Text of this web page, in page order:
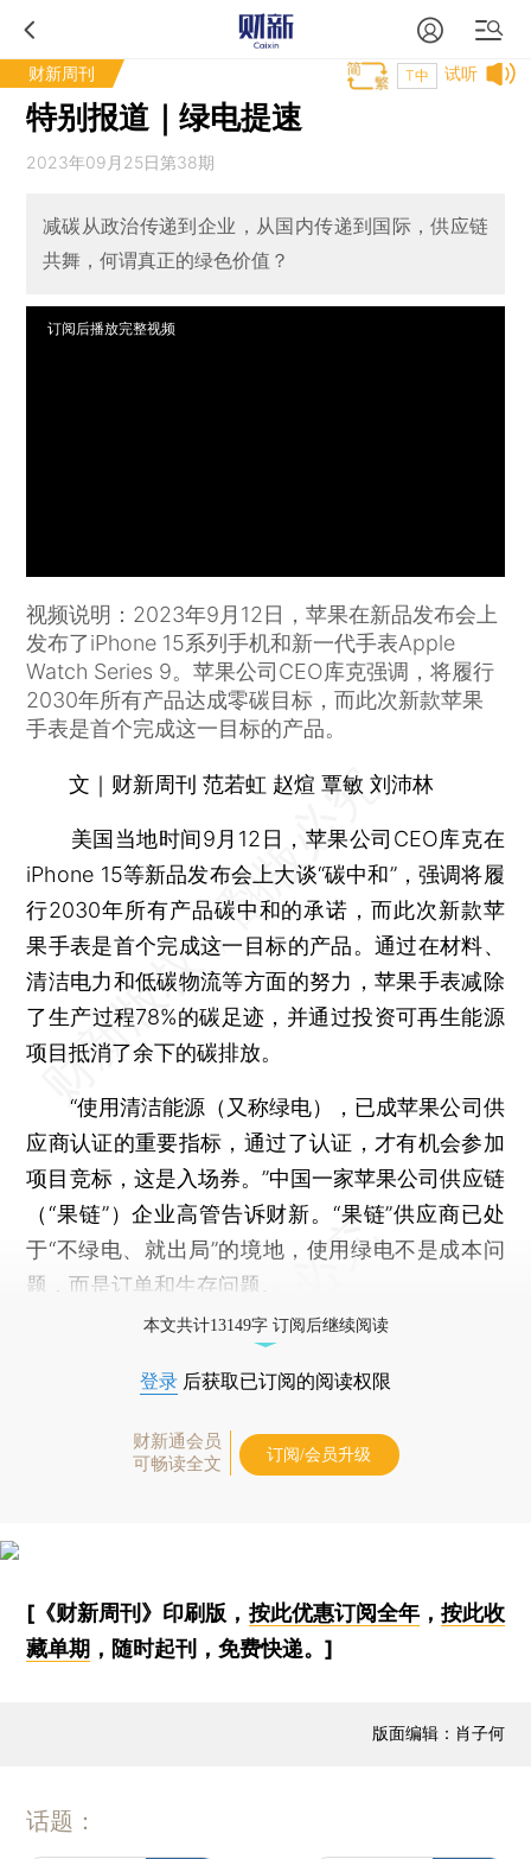
财新周刊 试听
T中
特别报道｜绿电提速
2023年09月25日第38期
减碳从政治传递到企业，从国内传递到国际，供应链
共舞，何谓真正的绿色价值？
订阅后播放完整视频
视频说明：2023年9月12日，苹果在新品发布会上
发布了iPhone 15系列手机和新一代手表Apple
Watch Series 9。苹果公司CEO库克强调，将履行
2030年所有产品达成零碳目标，而此次新款苹果
手表是首个完成这一目标的产品。
文｜财新周刊 范若虹 赵煊 覃敏 刘沛林
美国当地时间9月12日，苹果公司CEO库克在
iPhone 15等新品发布会上大谈“碳中和”，强调将履
行2030年所有产品碳中和的承诺，而此次新款苹
果手表是首个完成这一目标的产品。通过在材料、
清洁电力和低碳物流等方面的努力，苹果手表减除
了生产过程78%的碳足迹，并通过投资可再生能源
项目抵消了余下的碳排放。
“使用清洁能源（又称绿电），已成苹果公司供
应商认证的重要指标，通过了认证，才有机会参加
项目竞标，这是入场券。”中国一家苹果公司供应链
（“果链”）企业高管告诉财新。“果链”供应商已处
于“不绿电、就出局”的境地，使用绿电不是成本问
题，而是订单和生存问题。
本文共计13149字 订阅后继续阅读
登录 后获取已订阅的阅读权限
财新通会员
可畅读全文
订阅/会员升级
[《财新周刊》印刷版， 按此优惠订阅全年， 按此收
藏单期 ，随时起刊，免费快递。]
版面编辑：肖子何
话题：